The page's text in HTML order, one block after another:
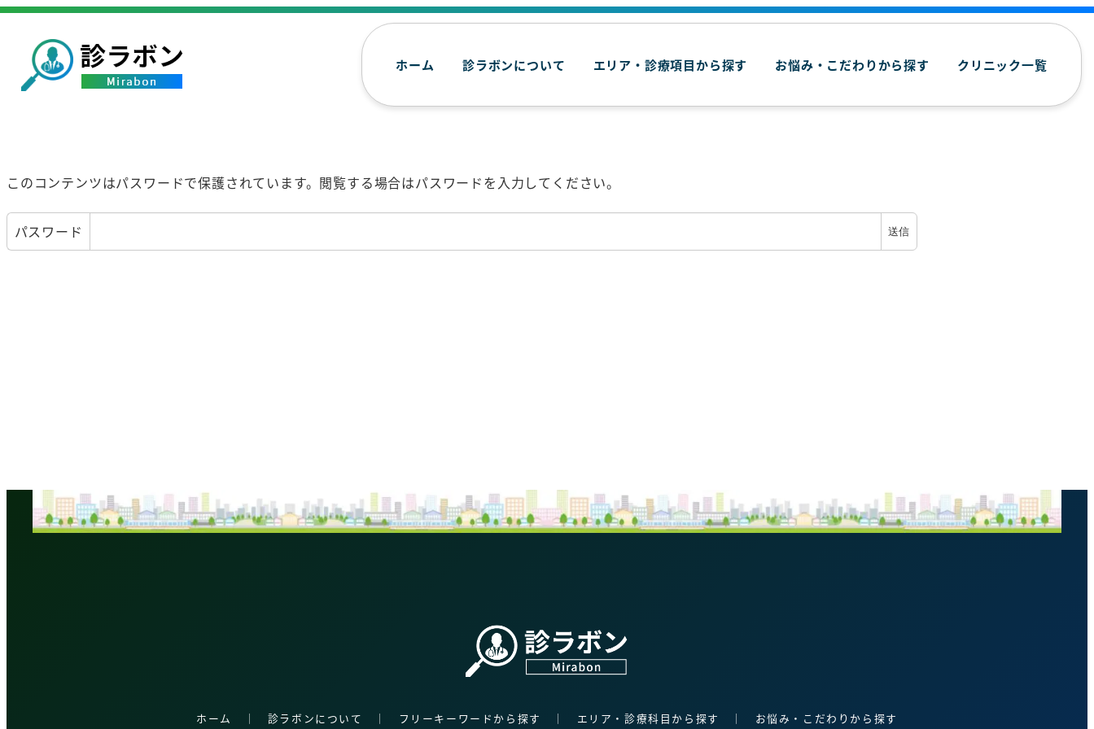
ホーム 診ラボンについて エリア・診療項目から探す お悩み・こだわりから探す クリニック一覧
このコンテンツはパスワードで保護されています。閲覧する場合はパスワードを入力してください。
パスワード
ホーム │ 診ラボンについて │ フリーキーワードから探す │ エリア・診療科目から探す │ お悩み・こだわりから探す